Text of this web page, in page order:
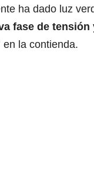
ha dado luz
fase de
en la contienda.